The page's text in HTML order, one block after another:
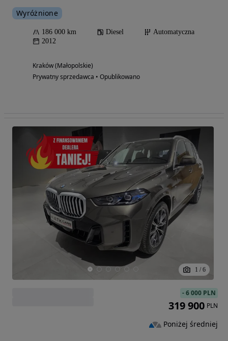
Wyróżnione
186 000 km Diesel
Automatyczna
2012
Kraków (Małopolskie)
Prywatny sprzedawca • Opublikowano
1 / 6
-6 000 PLN
319 900 PLN
Poniżej średniej